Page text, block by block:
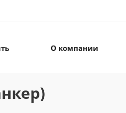
О компании